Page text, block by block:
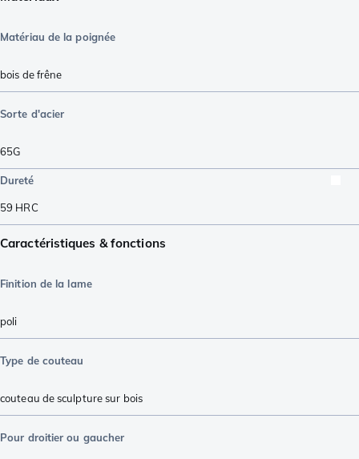
Matériau de la poignée
bois de frêne
Sorte d'acier
65G
Dureté
59 HRC
Caractéristiques & fonctions
Finition de la lame
poli
Type de couteau
couteau de sculpture sur bois
Pour droitier ou gaucher